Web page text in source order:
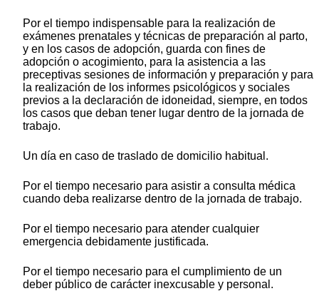
Por el tiempo indispensable para la realización de
exámenes prenatales y técnicas de preparación al parto,
y en los casos de adopción, guarda con fines de
adopción o acogimiento, para la asistencia a las
preceptivas sesiones de información y preparación y para
la realización de los informes psicológicos y sociales
previos a la declaración de idoneidad, siempre, en todos
los casos que deban tener lugar dentro de la jornada de
trabajo.
Un día en caso de traslado de domicilio habitual.
Por el tiempo necesario para asistir a consulta médica
cuando deba realizarse dentro de la jornada de trabajo.
Por el tiempo necesario para atender cualquier
emergencia debidamente justificada.
Por el tiempo necesario para el cumplimiento de un
deber público de carácter inexcusable y personal.